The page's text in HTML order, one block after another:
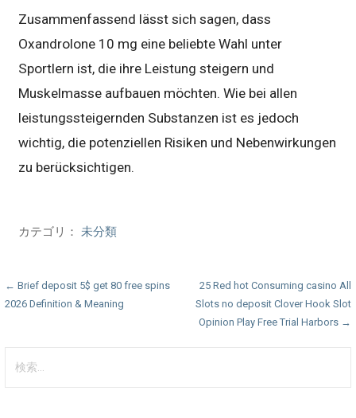
Zusammenfassend lässt sich sagen, dass
Oxandrolone 10 mg eine beliebte Wahl unter
Sportlern ist, die ihre Leistung steigern und
Muskelmasse aufbauen möchten. Wie bei allen
leistungssteigernden Substanzen ist es jedoch
wichtig, die potenziellen Risiken und Nebenwirkungen
zu berücksichtigen.
カテゴリ： 未分類
投
ビ
← Brief deposit 5$ get 80 free spins
2026 Definition & Meaning
25 Red hot Consuming casino All
Slots no deposit Clover Hook Slot
Opinion Play Free Trial Harbors →
索: